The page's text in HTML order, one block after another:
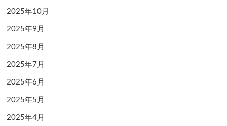
2025年10月
2025年9月
2025年8月
2025年7月
2025年6月
2025年5月
2025年4月